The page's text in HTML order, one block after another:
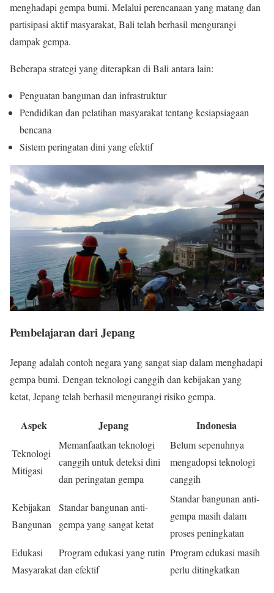
menghadapi gempa bumi. Melalui perencanaan yang matang dan
partisipasi aktif masyarakat, Bali telah berhasil mengurangi
dampak gempa.
Beberapa strategi yang diterapkan di Bali antara lain:
Penguatan bangunan dan infrastruktur
Pendidikan dan pelatihan masyarakat tentang kesiapsiagaan
bencana
Sistem peringatan dini yang efektif
Pembelajaran dari Jepang
Jepang adalah contoh negara yang sangat siap dalam menghadapi
gempa bumi. Dengan teknologi canggih dan kebijakan yang
ketat, Jepang telah berhasil mengurangi risiko gempa.
Aspek Jepang Indonesia
Teknologi
Mitigasi
Memanfaatkan teknologi
canggih untuk deteksi dini
dan peringatan gempa
Belum sepenuhnya
mengadopsi teknologi
canggih
Kebijakan
Bangunan
Standar bangunan anti-
gempa yang sangat ketat
Standar bangunan anti-
gempa masih dalam
proses peningkatan
Edukasi
Masyarakat
Program edukasi yang rutin
dan efektif
Program edukasi masih
perlu ditingkatkan